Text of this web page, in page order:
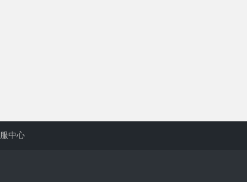
中心